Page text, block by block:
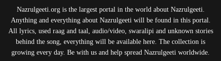
Nazrulgeeti.org is the largest portal in the world about Nazrulgeeti.
Anything and everything about Nazrulgeeti will be found in this portal.
All lyrics, used raag and taal, audio/video, swaralipi and unknown stories
behind the song, everything will be available here. The collection is
growing every day. Be with us and help spread Nazrulgeeti worldwide.